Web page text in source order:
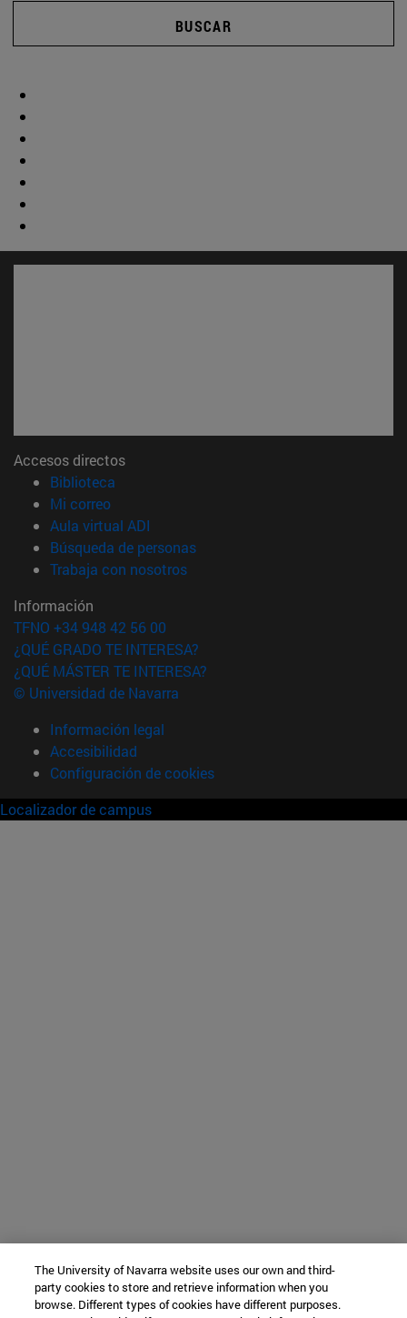
BUSCAR
Accesos directos
Biblioteca
Mi correo(abre en nueva ventana)
Aula virtual ADI
Búsqueda de personas(abre en nueva ventana)
Trabaja con nosotros(abre en nueva ventana)
Información
TFNO +34 948 42 56 00
¿QUÉ GRADO TE INTERESA?
¿QUÉ MÁSTER TE INTERESA?
© Universidad de Navarra
Información legal
Accesibilidad
Configuración de cookies
Localizador de campus
The University of Navarra website uses our own and third-
party cookies to store and retrieve information when you
browse. Different types of cookies have different purposes.